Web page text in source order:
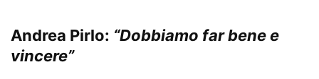
Andrea Pirlo: “Dobbiamo far bene e
vincere”